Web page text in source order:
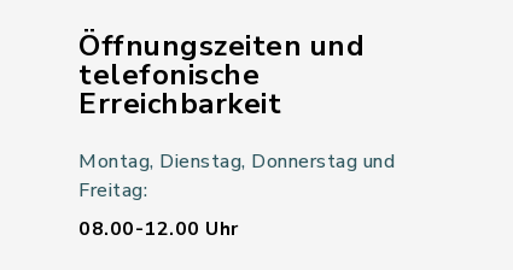
Öffnungszeiten und
telefonische
Erreichbarkeit
Montag, Dienstag, Donnerstag und
Freitag:
08.00-12.00 Uhr